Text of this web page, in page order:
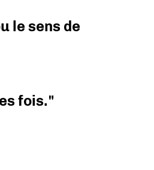
le sens de
fois."